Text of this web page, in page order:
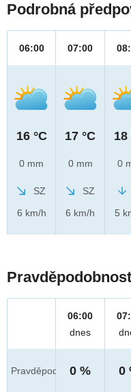
Podrobná
06:00
16 °C
0 mm
SZ
6 km/h
07:00
17 °C
0 mm
SZ
6 km/h
18
0
5
Pravděpod.
06:00
dnes
0 % 0